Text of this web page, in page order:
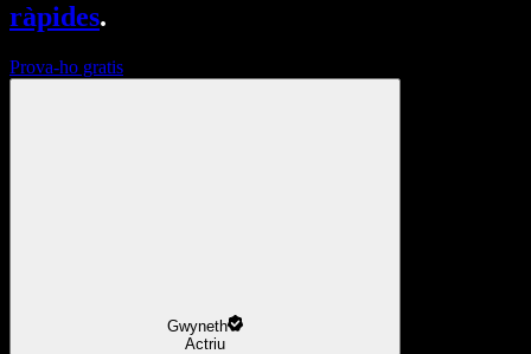
ràpides.
Prova-ho gratis
Gwyneth
Actriu